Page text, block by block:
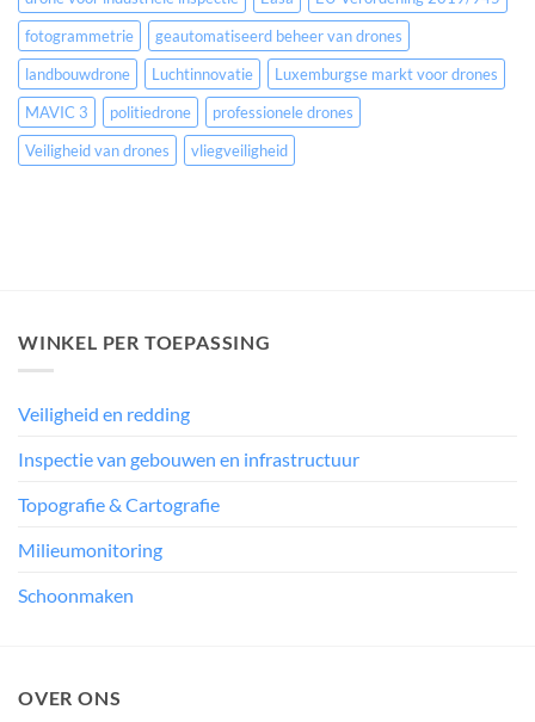
fotogrammetrie
geautomatiseerd beheer van drones
landbouwdrone
Luchtinnovatie
Luxemburgse markt voor drones
MAVIC 3
politiedrone
professionele drones
Veiligheid van drones
vliegveiligheid
WINKEL PER TOEPASSING
Veiligheid en redding
Inspectie van gebouwen en infrastructuur
Topografie & Cartografie
Milieumonitoring
Schoonmaken
OVER ONS